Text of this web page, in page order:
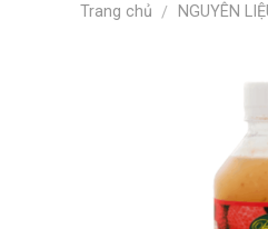
Trang chủ / NGUYÊN